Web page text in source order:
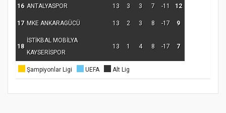
16 ANTALYASPOR 13 3 3 7 -11 12
17 MKE ANKARAGÜCÜ 13 2 3 8 -17 9
18
İSTİKBAL MOBİLYA
KAYSERİSPOR
13 1 4 8 -17 7
Şampiyonlar Ligi UEFA Alt Lig